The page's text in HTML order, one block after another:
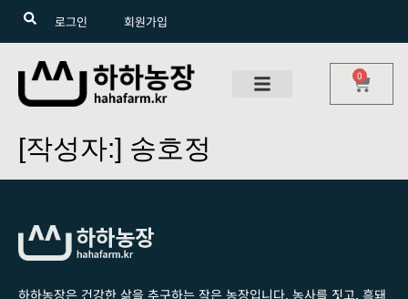
로그인 회원가입
0
[작성자:] 송호정
하하농장은 건강한 삶을 추구하는 작은 농장입니다. 농사를 짓고, 흑돼